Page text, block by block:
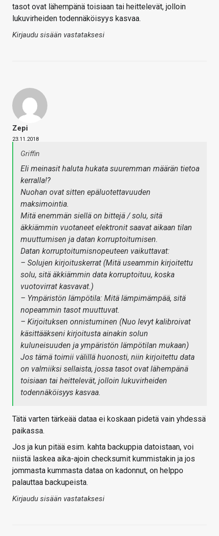
tasot ovat lähempänä toisiaan tai heittelevät, jolloin
lukuvirheiden todennäköisyys kasvaa.
Kirjaudu sisään vastataksesi
Zepi
23.11.2018
Griffin
Eli meinasit haluta hukata suuremman määrän tietoa
kerralla!?
Nuohan ovat sitten epäluotettavuuden
maksimointia.
Mitä enemmän siellä on bittejä / solu, sitä
äkkiämmin vuotaneet elektronit saavat aikaan tilan
muuttumisen ja datan korruptoitumisen.
Datan korruptoitumisnopeuteen vaikuttavat:
– Solujen kirjoituskerrat (Mitä useammin kirjoitettu
solu, sitä äkkiämmin data korruptoituu, koska
vuotovirrat kasvavat.)
– Ympäristön lämpötila: Mitä lämpimämpää, sitä
nopeammin tasot muuttuvat.
– Kirjoituksen onnistuminen (Nuo levyt kalibroivat
käsittääkseni kirjoitusta ainakin solun
kuluneisuuden ja ympäristön lämpötilan mukaan)
Jos tämä toimii välillä huonosti, niin kirjoitettu data
on valmiiksi sellaista, jossa tasot ovat lähempänä
toisiaan tai heittelevät, jolloin lukuvirheiden
todennäköisyys kasvaa.
Tätä varten tärkeää dataa ei koskaan pidetä vain yhdessä
paikassa.
Jos ja kun pitää esim. kahta backuppia datoistaan, voi
niistä laskea aika-ajoin checksumit kummistakin ja jos
jommasta kummasta dataa on kadonnut, on helppo
palauttaa backupeista.
Kirjaudu sisään vastataksesi